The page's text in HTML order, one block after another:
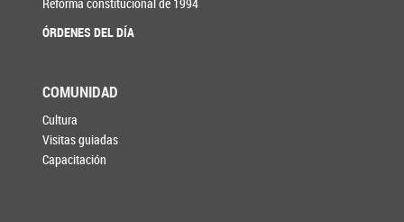
ÓRDENES DEL DÍA
COMUNIDAD
Cultura
Visitas guiadas
Capacitación